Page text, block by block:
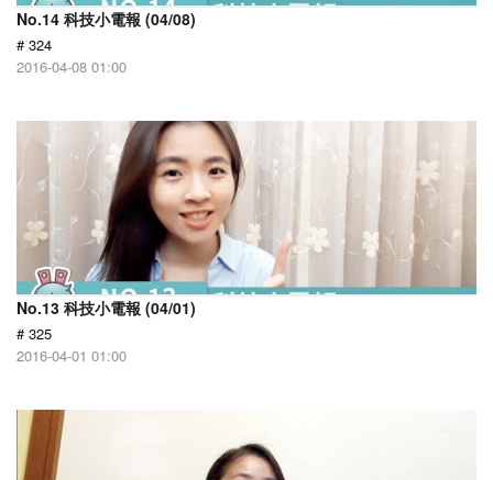
No.14 科技小電報 (04/08)
# 324
2016-04-08 01:00
No.13 科技小電報 (04/01)
# 325
2016-04-01 01:00